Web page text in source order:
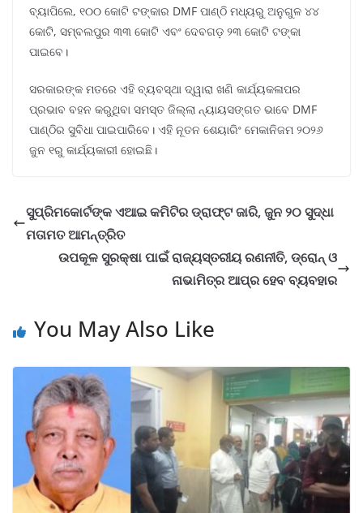
ବ୍ୟାପିଲେ, ୧୦୦ କୋଟି ଟଙ୍କାର DMF ପାଣ୍ଠି ମଧ୍ୟରୁ ଅନୁଗୁଳ ୪୪
କୋଟି, ସମ୍ବଲପୁର ୩୩ କୋଟି ଏବଂ ଦେବଗଡ଼ ୨୩ କୋଟି ଟଙ୍କା
ପାଇବେ।
ସରକାରଙ୍କ ମତରେ ଏହି ବ୍ୟବସ୍ଥା ଦ୍ୱାରା ଖଣି କାର୍ଯ୍ୟକଳାପର
ପ୍ରଭାବ ବହନ କରୁଥିବା ସମସ୍ତ ଜିଲ୍ଲା ନ୍ୟାୟସଙ୍ଗତ ଭାବେ DMF
ପାଣ୍ଠିର ସୁବିଧା ପାଇପାରିବେ। ଏହି ନୂତନ ଶେୟାରିଂ ମେକାନିଜମ ୨୦୨୬
ଜୁନ ୧ରୁ କାର୍ଯ୍ୟକାରୀ ହୋଇଛି।
ସୁପ୍ରିମକୋର୍ଟଙ୍କ ଏଆଇ କମିଟିର ଡ୍ରାଫ୍ଟ ଜାରି, ଜୁନ ୨୦ ସୁଦ୍ଧା
ମତାମତ ଆମନ୍ତ୍ରିତ
ଉପକୂଳ ସୁରକ୍ଷା ପାଇଁ ରାଜ୍ୟସ୍ତରୀୟ ରଣନୀତି, ଡ୍ରୋନ୍ ଓ
ନାଭାମିତ୍ର ଆପ୍‌ର ହେବ ବ୍ୟବହାର
You May Also Like